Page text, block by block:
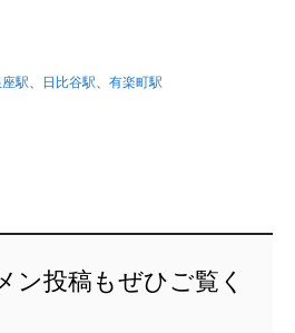
駅 日比谷駅 有楽町駅
ン投稿もぜひご覧く